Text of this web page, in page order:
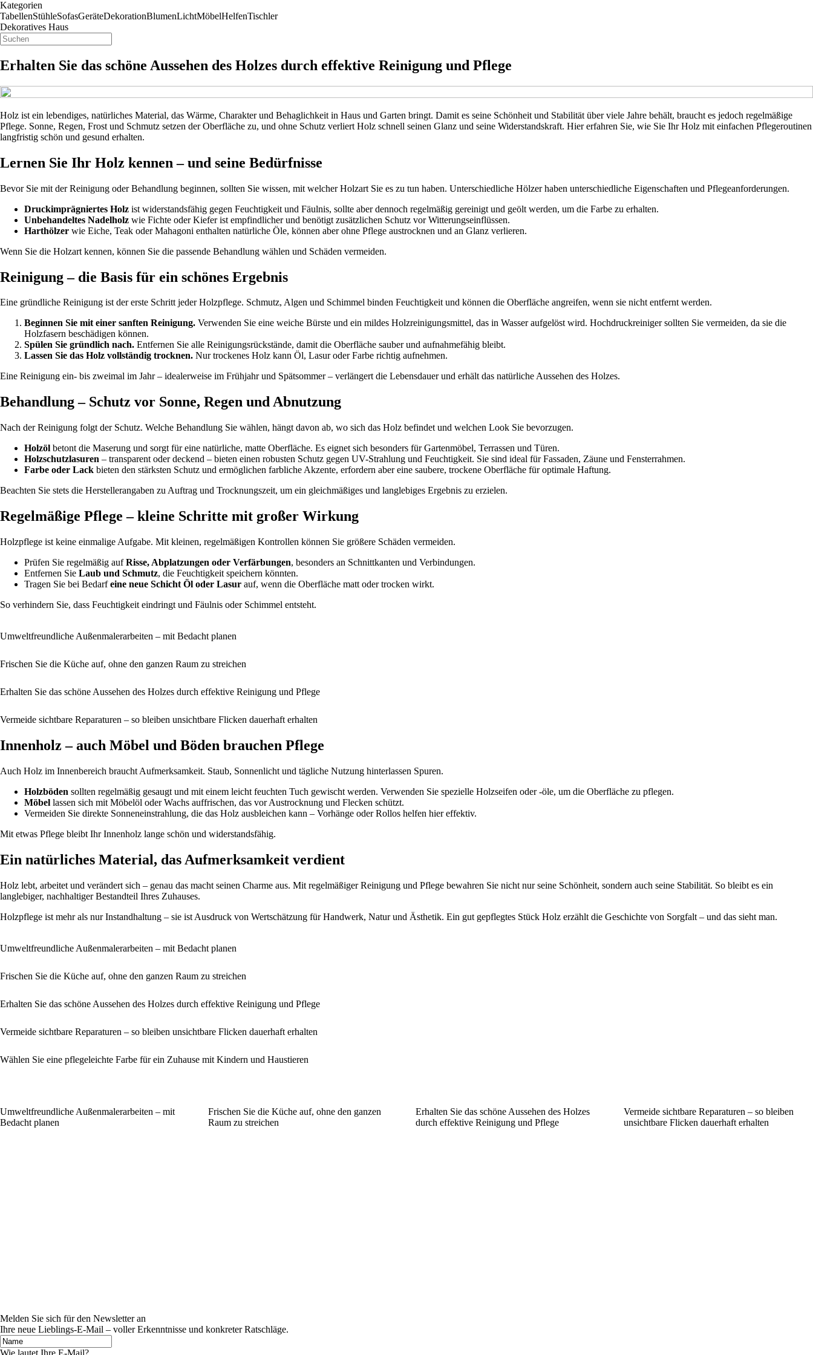
Kategorien
TabellenStühleSofasGeräteDekorationBlumenLichtMöbelHelfenTischler
Dekoratives Haus
Erhalten Sie das schöne Aussehen des Holzes durch effektive Reinigung und Pflege
Holz ist ein lebendiges, natürliches Material, das Wärme, Charakter und Behaglichkeit in Haus und Garten bringt. Damit es seine Schönheit und Stabilität über viele Jahre behält, braucht es jedoch regelmäßige
Pflege. Sonne, Regen, Frost und Schmutz setzen der Oberfläche zu, und ohne Schutz verliert Holz schnell seinen Glanz und seine Widerstandskraft. Hier erfahren Sie, wie Sie Ihr Holz mit einfachen Pflegeroutinen
langfristig schön und gesund erhalten.
Lernen Sie Ihr Holz kennen – und seine Bedürfnisse
Bevor Sie mit der Reinigung oder Behandlung beginnen, sollten Sie wissen, mit welcher Holzart Sie es zu tun haben. Unterschiedliche Hölzer haben unterschiedliche Eigenschaften und Pflegeanforderungen.
Druckimprägniertes Holz ist widerstandsfähig gegen Feuchtigkeit und Fäulnis, sollte aber dennoch regelmäßig gereinigt und geölt werden, um die Farbe zu erhalten.
Unbehandeltes Nadelholz wie Fichte oder Kiefer ist empfindlicher und benötigt zusätzlichen Schutz vor Witterungseinflüssen.
Harthölzer wie Eiche, Teak oder Mahagoni enthalten natürliche Öle, können aber ohne Pflege austrocknen und an Glanz verlieren.
Wenn Sie die Holzart kennen, können Sie die passende Behandlung wählen und Schäden vermeiden.
Reinigung – die Basis für ein schönes Ergebnis
Eine gründliche Reinigung ist der erste Schritt jeder Holzpflege. Schmutz, Algen und Schimmel binden Feuchtigkeit und können die Oberfläche angreifen, wenn sie nicht entfernt werden.
Beginnen Sie mit einer sanften Reinigung. Verwenden Sie eine weiche Bürste und ein mildes Holzreinigungsmittel, das in Wasser aufgelöst wird. Hochdruckreiniger sollten Sie vermeiden, da sie die
Holzfasern beschädigen können.
Spülen Sie gründlich nach. Entfernen Sie alle Reinigungsrückstände, damit die Oberfläche sauber und aufnahmefähig bleibt.
Lassen Sie das Holz vollständig trocknen. Nur trockenes Holz kann Öl, Lasur oder Farbe richtig aufnehmen.
Eine Reinigung ein- bis zweimal im Jahr – idealerweise im Frühjahr und Spätsommer – verlängert die Lebensdauer und erhält das natürliche Aussehen des Holzes.
Behandlung – Schutz vor Sonne, Regen und Abnutzung
Nach der Reinigung folgt der Schutz. Welche Behandlung Sie wählen, hängt davon ab, wo sich das Holz befindet und welchen Look Sie bevorzugen.
Holzöl betont die Maserung und sorgt für eine natürliche, matte Oberfläche. Es eignet sich besonders für Gartenmöbel, Terrassen und Türen.
Holzschutzlasuren – transparent oder deckend – bieten einen robusten Schutz gegen UV-Strahlung und Feuchtigkeit. Sie sind ideal für Fassaden, Zäune und Fensterrahmen.
Farbe oder Lack bieten den stärksten Schutz und ermöglichen farbliche Akzente, erfordern aber eine saubere, trockene Oberfläche für optimale Haftung.
Beachten Sie stets die Herstellerangaben zu Auftrag und Trocknungszeit, um ein gleichmäßiges und langlebiges Ergebnis zu erzielen.
Regelmäßige Pflege – kleine Schritte mit großer Wirkung
Holzpflege ist keine einmalige Aufgabe. Mit kleinen, regelmäßigen Kontrollen können Sie größere Schäden vermeiden.
Prüfen Sie regelmäßig aufRisse, Abplatzungen oder Verfärbungen, besonders an Schnittkanten und Verbindungen.
Entfernen Sie Laub und Schmutz, die Feuchtigkeit speichern könnten.
Tragen Sie bei Bedarfeine neue Schicht Öl oder Lasur auf, wenn die Oberfläche matt oder trocken wirkt.
So verhindern Sie, dass Feuchtigkeit eindringt und Fäulnis oder Schimmel entsteht.
Umweltfreundliche Außenmalerarbeiten – mit Bedacht planen
Frischen Sie die Küche auf, ohne den ganzen Raum zu streichen
Erhalten Sie das schöne Aussehen des Holzes durch effektive Reinigung und Pflege
Vermeide sichtbare Reparaturen – so bleiben unsichtbare Flicken dauerhaft erhalten
Innenholz – auch Möbel und Böden brauchen Pflege
Auch Holz im Innenbereich braucht Aufmerksamkeit. Staub, Sonnenlicht und tägliche Nutzung hinterlassen Spuren.
Holzböden sollten regelmäßig gesaugt und mit einem leicht feuchten Tuch gewischt werden. Verwenden Sie spezielle Holzseifen oder -öle, um die Oberfläche zu pflegen.
Möbel lassen sich mit Möbelöl oder Wachs auffrischen, das vor Austrocknung und Flecken schützt.
Vermeiden Sie direkte Sonneneinstrahlung, die das Holz ausbleichen kann – Vorhänge oder Rollos helfen hier effektiv.
Mit etwas Pflege bleibt Ihr Innenholz lange schön und widerstandsfähig.
Ein natürliches Material, das Aufmerksamkeit verdient
Holz lebt, arbeitet und verändert sich – genau das macht seinen Charme aus. Mit regelmäßiger Reinigung und Pflege bewahren Sie nicht nur seine Schönheit, sondern auch seine Stabilität. So bleibt es ein
langlebiger, nachhaltiger Bestandteil Ihres Zuhauses.
Holzpflege ist mehr als nur Instandhaltung – sie ist Ausdruck von Wertschätzung für Handwerk, Natur und Ästhetik. Ein gut gepflegtes Stück Holz erzählt die Geschichte von Sorgfalt – und das sieht man.
Umweltfreundliche Außenmalerarbeiten – mit Bedacht planen
Frischen Sie die Küche auf, ohne den ganzen Raum zu streichen
Erhalten Sie das schöne Aussehen des Holzes durch effektive Reinigung und Pflege
Vermeide sichtbare Reparaturen – so bleiben unsichtbare Flicken dauerhaft erhalten
Wählen Sie eine pflegeleichte Farbe für ein Zuhause mit Kindern und Haustieren
Umweltfreundliche Außenmalerarbeiten – mit
Bedacht planen
Frischen Sie die Küche auf, ohne den ganzen
Raum zu streichen
Erhalten Sie das schöne Aussehen des Holzes
durch effektive Reinigung und Pflege
Vermeide sichtbare Reparaturen – so bleiben
unsichtbare Flicken dauerhaft erhalten
Melden Sie sich für den Newsletter an
Ihre neue Lieblings-E-Mail – voller Erkenntnisse und konkreter Ratschläge.
Wie lautet Ihre E-Mail?